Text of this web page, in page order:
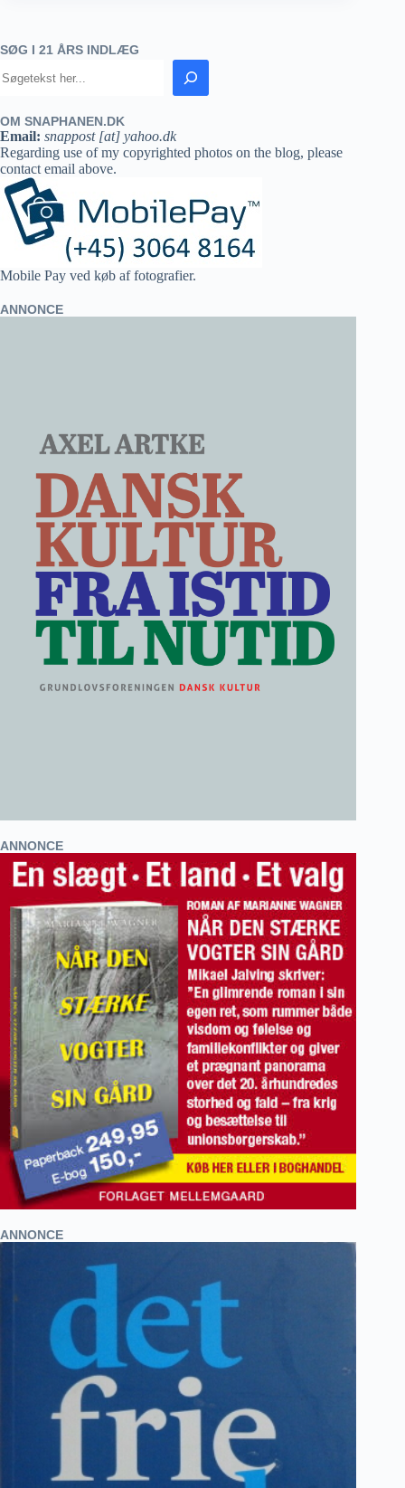
SØG I 21 ÅRS INDLÆG
OM SNAPHANEN.DK
Email: snappost [at] yahoo.dk
Regarding use of my copyrighted photos on the blog, please
contact email above.
Mobile Pay ved køb af fotografier.
ANNONCE
ANNONCE
ANNONCE